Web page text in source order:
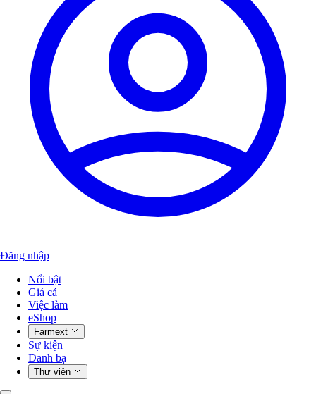
Đăng nhập
Nổi bật
Giá cả
Việc làm
eShop
Farmext
Sự kiện
Danh bạ
Thư viện